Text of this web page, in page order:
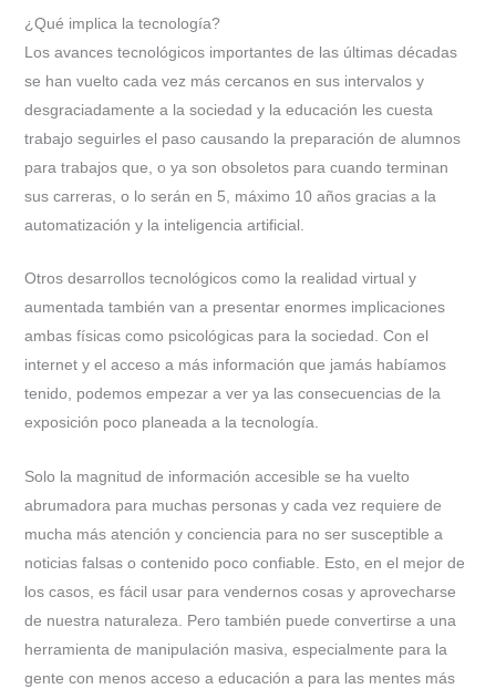
¿Qué implica la tecnología?
Los avances tecnológicos importantes de las últimas décadas
se han vuelto cada vez más cercanos en sus intervalos y
desgraciadamente a la sociedad y la educación les cuesta
trabajo seguirles el paso causando la preparación de alumnos
para trabajos que, o ya son obsoletos para cuando terminan
sus carreras, o lo serán en 5, máximo 10 años gracias a la
automatización y la inteligencia artificial.
Otros desarrollos tecnológicos como la realidad virtual y
aumentada también van a presentar enormes implicaciones
ambas físicas como psicológicas para la sociedad. Con el
internet y el acceso a más información que jamás habíamos
tenido, podemos empezar a ver ya las consecuencias de la
exposición poco planeada a la tecnología.
Solo la magnitud de información accesible se ha vuelto
abrumadora para muchas personas y cada vez requiere de
mucha más atención y conciencia para no ser susceptible a
noticias falsas o contenido poco confiable. Esto, en el mejor de
los casos, es fácil usar para vendernos cosas y aprovecharse
de nuestra naturaleza. Pero también puede convertirse a una
herramienta de manipulación masiva, especialmente para la
gente con menos acceso a educación a para las mentes más